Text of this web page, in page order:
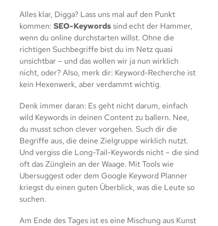
Alles klar, Digga? Lass uns mal auf den Punkt
kommen: SEO-Keywordssind echt der Hammer,
wenn du online durchstarten willst. Ohne die
richtigen Suchbegriffe bist du im Netz quasi
unsichtbar – und das wollen wir ja nun wirklich
nicht, oder? Also, merk dir: Keyword-Recherche ist
kein Hexenwerk, aber verdammt wichtig.
Denk immer daran: Es geht nicht darum, einfach
wild Keywords in deinen Content zu ballern. Nee,
du musst schon clever vorgehen. Such dir die
Begriffe aus, die deine Zielgruppe wirklich nutzt.
Und vergiss die Long-Tail-Keywords nicht – die sind
oft das Zünglein an der Waage. Mit Tools wie
Ubersuggest oder dem Google Keyword Planner
kriegst du einen guten Überblick, was die Leute so
suchen.
Am Ende des Tages ist es eine Mischung aus Kunst